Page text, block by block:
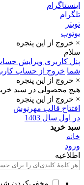
اینستاگرام
تلگرام
تویتر
یوتوپ
× خروج از این پنجره
سلام
پنل کاربری ویرایش
شما خروج از حساب
× خروج از این پنجره
هیچ محصولی در سبد
× خروج از این پنجره
افتتاح قالب مهرنوش
در اول سال 1403
سبد خرید
خانه
ورود
اطلاعیه
مخفی‌کردن